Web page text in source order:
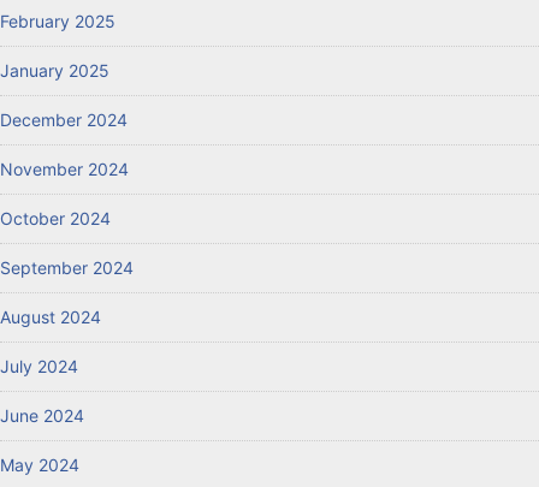
February 2025
January 2025
December 2024
November 2024
October 2024
September 2024
August 2024
July 2024
June 2024
May 2024